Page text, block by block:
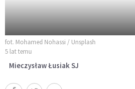
fot. Mohamed Nohassi / Unsplash
5 lat temu
Mieczysław Łusiak SJ